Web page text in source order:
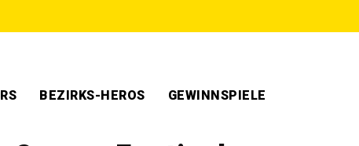
BEZIRKS-HEROS GEWINNSPIELE